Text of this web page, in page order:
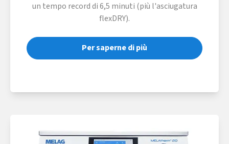
un tempo record di 6,5 minuti (più l'asciugatura
flexDRY).
Per saperne di più